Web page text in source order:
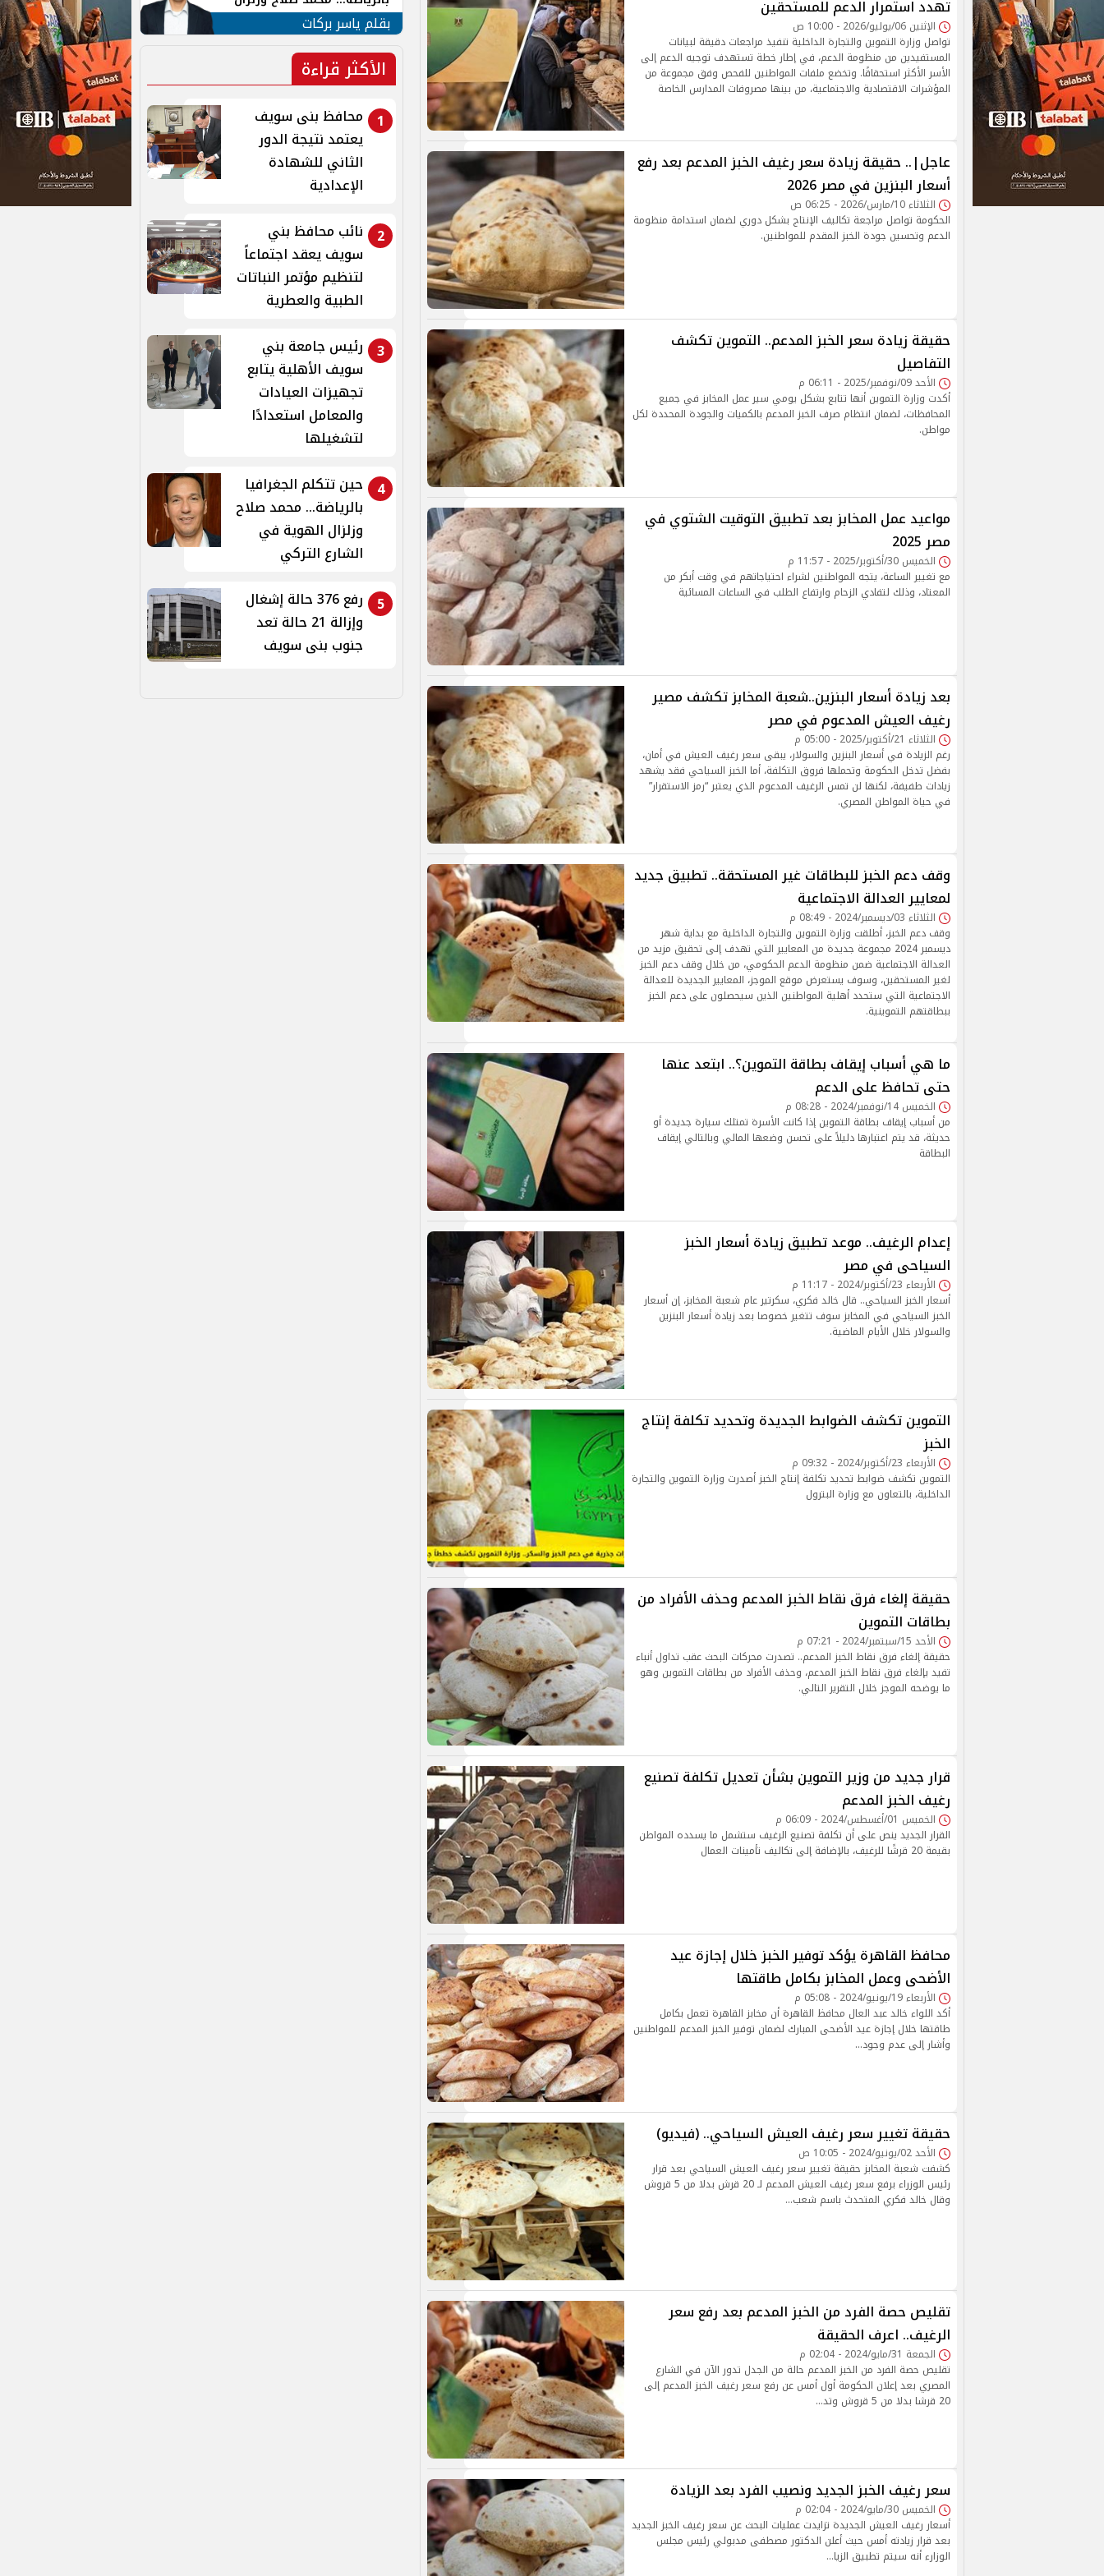
تهدد استمرار الدعم للمستحقين
الإثنين 06/يوليو/2026 - 10:00 ص
تواصل وزارة التموين والتجارة الداخلية تنفيذ مراجعات دقيقة لبيانات
المستفيدين من منظومة الدعم، في إطار خطة تستهدف توجيه الدعم إلى
الأسر الأكثر استحقاقًا. وتخضع ملفات المواطنين للفحص وفق مجموعة من
المؤشرات الاقتصادية والاجتماعية، من بينها مصروفات المدارس الخاصة
عاجل|.. حقيقة زيادة سعر رغيف الخبز المدعم بعد رفع
أسعار البنزين في مصر 2026
الثلاثاء 10/مارس/2026 - 06:25 ص
الحكومة تواصل مراجعة تكاليف الإنتاج بشكل دوري لضمان استدامة منظومة
الدعم وتحسين جودة الخبز المقدم للمواطنين.
حقيقة زيادة سعر الخبز المدعم.. التموين تكشف
التفاصيل
الأحد 09/نوفمبر/2025 - 06:11 م
أكدت وزارة التموين أنها تتابع بشكل يومي سير عمل المخابز في جميع
المحافظات، لضمان انتظام صرف الخبز المدعم بالكميات والجودة المحددة لكل
مواطن.
مواعيد عمل المخابز بعد تطبيق التوقيت الشتوي في
مصر 2025
الخميس 30/أكتوبر/2025 - 11:57 م
مع تغيير الساعة، يتجه المواطنين لشراء احتياجاتهم في وقت أبكر من
المعتاد، وذلك لتفادي الزحام وارتفاع الطلب في الساعات المسائية
بعد زيادة أسعار البنزين..شعبة المخابز تكشف مصير
رغيف العيش المدعوم في مصر
الثلاثاء 21/أكتوبر/2025 - 05:00 م
رغم الزيادة في أسعار البنزين والسولار، يبقى سعر رغيف العيش في أمان،
بفضل تدخل الحكومة وتحملها فروق التكلفة، أما الخبز السياحي فقد يشهد
زيادات طفيفة، لكنها لن تمس الرغيف المدعوم الذي يعتبر “رمز الاستقرار”
في حياة المواطن المصري.
وقف دعم الخبز للبطاقات غير المستحقة.. تطبيق جديد
لمعايير العدالة الاجتماعية
الثلاثاء 03/ديسمبر/2024 - 08:49 م
وقف دعم الخبز، أطلقت وزارة التموين والتجارة الداخلية مع بداية شهر
ديسمبر 2024 مجموعة جديدة من المعايير التي تهدف إلى تحقيق مزيد من
العدالة الاجتماعية ضمن منظومة الدعم الحكومي، من خلال وقف دعم الخبز
لغير المستحقين، وسوف يستعرض موقع الموجز، المعايير الجديدة للعدالة
الاجتماعية التي ستحدد أهلية المواطنين الذين سيحصلون على دعم الخبز
ببطاقتهم التموينية.
ما هي أسباب إيقاف بطاقة التموين؟.. ابتعد عنها
حتى تحافظ على الدعم
الخميس 14/نوفمبر/2024 - 08:28 م
من أسباب إيقاف بطاقة التموين إذا كانت الأسرة تمتلك سيارة جديدة أو
حديثة، قد يتم اعتبارها دليلاً على تحسن وضعها المالي وبالتالي إيقاف
البطاقة
إعدام الرغيف.. موعد تطبيق زيادة أسعار الخبز
السياحى في مصر
الأربعاء 23/أكتوبر/2024 - 11:17 م
أسعار الخبز السياحي.. قال خالد فكري، سكرتير عام شعبة المخابز، إن أسعار
الخبز السياحي في المخابز سوف تتغير خصوصا بعد زيادة أسعار البنزين
والسولار خلال الأيام الماضية.
التموين تكشف الضوابط الجديدة وتحديد تكلفة إنتاج
الخبز
الأربعاء 23/أكتوبر/2024 - 09:32 م
التموين تكشف ضوابط تحديد تكلفة إنتاج الخبز أصدرت وزارة التموين والتجارة
الداخلية، بالتعاون مع وزارة البترول
حقيقة إلغاء فرق نقاط الخبز المدعم وحذف الأفراد من
بطاقات التموين
الأحد 15/سبتمبر/2024 - 07:21 م
حقيقة إلغاء فرق نقاط الخبز المدعم.. تصدرت محركات البحث عقب تداول أنباء
تفيد بإلغاء فرق نقاط الخبز المدعم، وحذف الأفراد من بطاقات التموين وهو
ما يوضحه الموجز خلال التقرير التالي.
قرار جديد من وزير التموين بشأن تعديل تكلفة تصنيع
رغيف الخبز المدعم
الخميس 01/أغسطس/2024 - 06:09 م
القرار الجديد ينص على أن تكلفة تصنيع الرغيف ستشمل ما يسدده المواطن
بقيمة 20 قرشًا للرغيف، بالإضافة إلى تكاليف تأمينات العمال
محافظ القاهرة يؤكد توفير الخبز خلال إجازة عيد
الأضحى وعمل المخابز بكامل طاقتها
الأربعاء 19/يونيو/2024 - 05:08 م
أكد اللواء خالد عبد العال محافظ القاهرة أن مخابز القاهرة تعمل بكامل
طاقتها خلال إجازة عيد الأضحى المبارك لضمان توفير الخبز المدعم للمواطنين
وأشار إلى عدم وجود…
حقيقة تغيير سعر رغيف العيش السياحي.. (فيديو)
الأحد 02/يونيو/2024 - 10:05 ص
كشفت شعبة المخابز حقيقة تغيير سعر رغيف العيش السياحي بعد قرار
رئيس الوزراء برفع سعر رغيف العيش المدعم لـ 20 قرش بدلا من 5 قروش
وقال خالد فكري المتحدث باسم شعب…
تقليص حصة الفرد من الخبز المدعم بعد رفع سعر
الرغيف.. اعرف الحقيقة
الجمعة 31/مايو/2024 - 02:04 م
تقليص حصة الفرد من الخبز المدعم حالة من الجدل تدور الآن في الشارع
المصري بعد إعلان الحكومة أول أمس عن رفع سعر رغيف الخبز المدعم إلى
20 قرشا بدلا من 5 قروش وتد…
سعر رغيف الخبز الجديد ونصيب الفرد بعد الزيادة
الخميس 30/مايو/2024 - 02:04 م
أسعار رغيف العيش الجديدة تزايدت عمليات البحث عن سعر رغيف الخبز الجديد
بعد قرار زيادته أمس حيث أعلن الدكتور مصطفى مدبولي رئيس مجلس
الوزارء أنه سيتم تطبيق الزيا…
الهوية في الشارع التركي
بقلم ياسر بركات
الأكثر قراءة
1
محافظ بنى سويف
يعتمد نتيجة الدور
الثاني للشهادة
الإعدادية
2
نائب محافظ بني
سويف يعقد اجتماعاً
لتنظيم مؤتمر النباتات
الطبية والعطرية
3 رئيس جامعة بني
سويف الأهلية يتابع
تجهيزات العيادات
والمعامل استعدادًا
لتشغيلها
4
حين تتكلم الجغرافيا
بالرياضة... محمد صلاح
وزلزال الهوية في
الشارع التركي
5
رفع 376 حالة إشغال
وإزالة 21 حالة تعد
جنوب بنى سويف